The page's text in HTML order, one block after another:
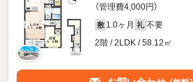
（管理費4,000円）
敷 1.0ヶ月 礼 不要
2階 / 2LDK / 58.12㎡